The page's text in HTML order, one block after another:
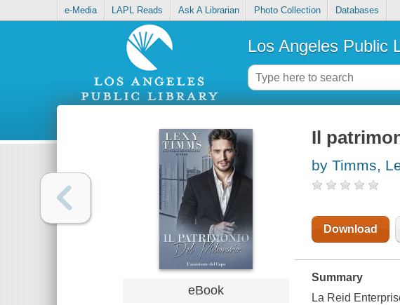
e-Media LAPL Reads Ask A Librarian Photo Collection Databases
Los Angeles Public
eBook
Il
by Timms,
Download
Summary
La Reid